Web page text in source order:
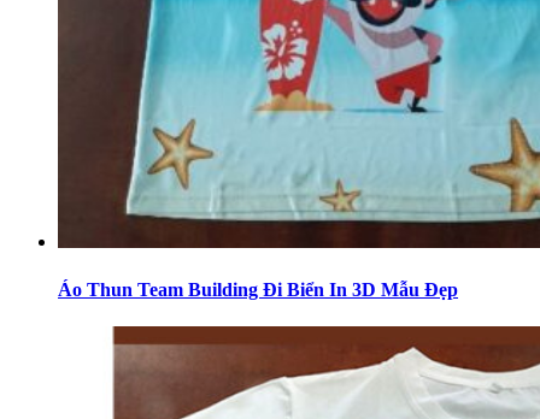
Áo Thun Team Building Đi Biển In 3D Mẫu Đẹp